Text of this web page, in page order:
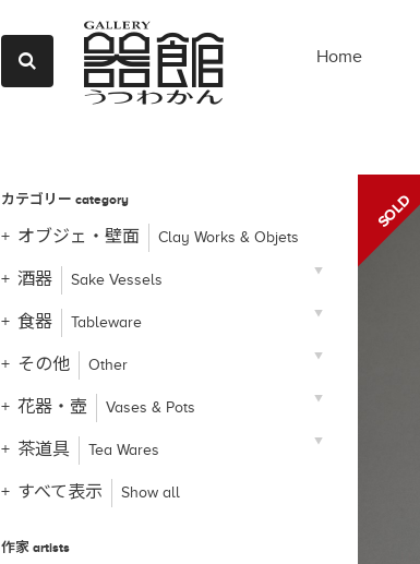
Home
カテゴリー category
オブジェ・壁面 Clay Works & Objets
酒器 Sake Vessels
食器 Tableware
その他 Other
花器・壺 Vases & Pots
茶道具 Tea Wares
すべて表示 Show all
作家 artists